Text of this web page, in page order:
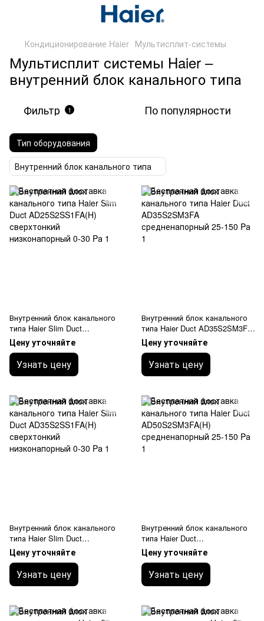
Кондиционирование Haier Мультисплит-системы
Мультисплит системы Haier –
внутренний блок канального типа
Фильтр 1 По популярности
Тип оборудования
Внутренний блок канального типа
Внутренний блок канального
типа Haier Slim Duct
AD25S2SS1FA(H) сверхтонкий
низконапорный 0-30 Pа
Цену уточняйте
Узнать цену
Внутренний блок канального
типа Haier Duct AD35S2SM3FA
средненапорный 25-150 Pа
Цену уточняйте
Узнать цену
Внутренний блок канального
типа Haier Slim Duct
AD35S2SS1FA(H) сверхтонкий
низконапорный 0-30 Pа
Цену уточняйте
Узнать цену
Внутренний блок канального
типа Haier Duct
AD50S2SM3FA(H)
средненапорный 25-150 Pа
Цену уточняйте
Узнать цену